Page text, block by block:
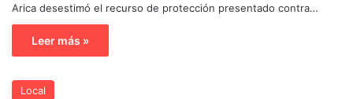
Arica desestimó el recurso de protección presentado contra…
Leer más »
Local